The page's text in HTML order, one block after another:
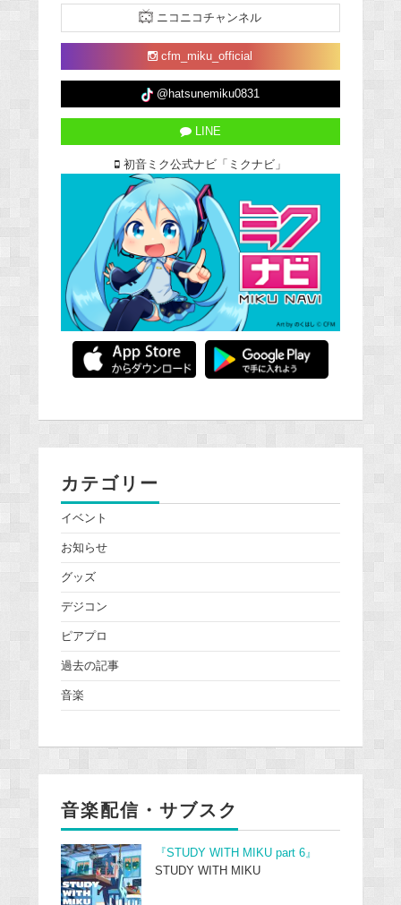
ニコニコチャンネル
cfm_miku_official
@hatsunemiku0831
LINE
初音ミク公式ナビ「ミクナビ」
カテゴリー
イベント
お知らせ
グッズ
デジコン
ピアプロ
過去の記事
音楽
音楽配信・サブスク
『STUDY WITH MIKU part 6』
STUDY WITH MIKU